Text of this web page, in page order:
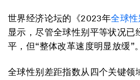
世界经济论坛的《2023年全球
显示，尽管全球性别平等状况已
平，但“整体改革速度明显放缓”。
全球性别差距指数从四个关键领